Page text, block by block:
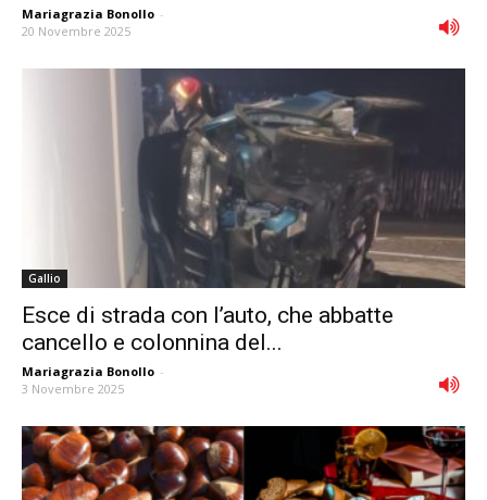
Mariagrazia Bonollo -
20 Novembre 2025
Gallio
Esce di strada con l’auto, che abbatte
cancello e colonnina del...
Mariagrazia Bonollo -
3 Novembre 2025